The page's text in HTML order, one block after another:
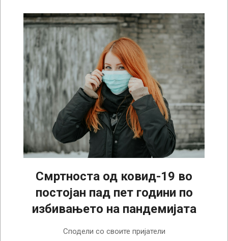
Смртноста од ковид-19 во
постојан пад пет години по
избивањето на пандемијата
Сподели со своите пријатели